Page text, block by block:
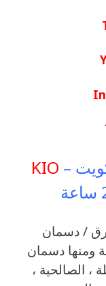
–
KIO
/ دسمان
بمحافظة العاصمة والمناطق القريبة ‎ومنها دسمان
، الصالحية ،